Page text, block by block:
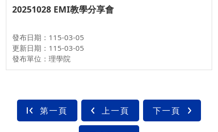
20251028 EMI教學分享會
發布日期：115-03-05
更新日期：115-03-05
發布單位：理學院
第一頁 上一頁 下一頁